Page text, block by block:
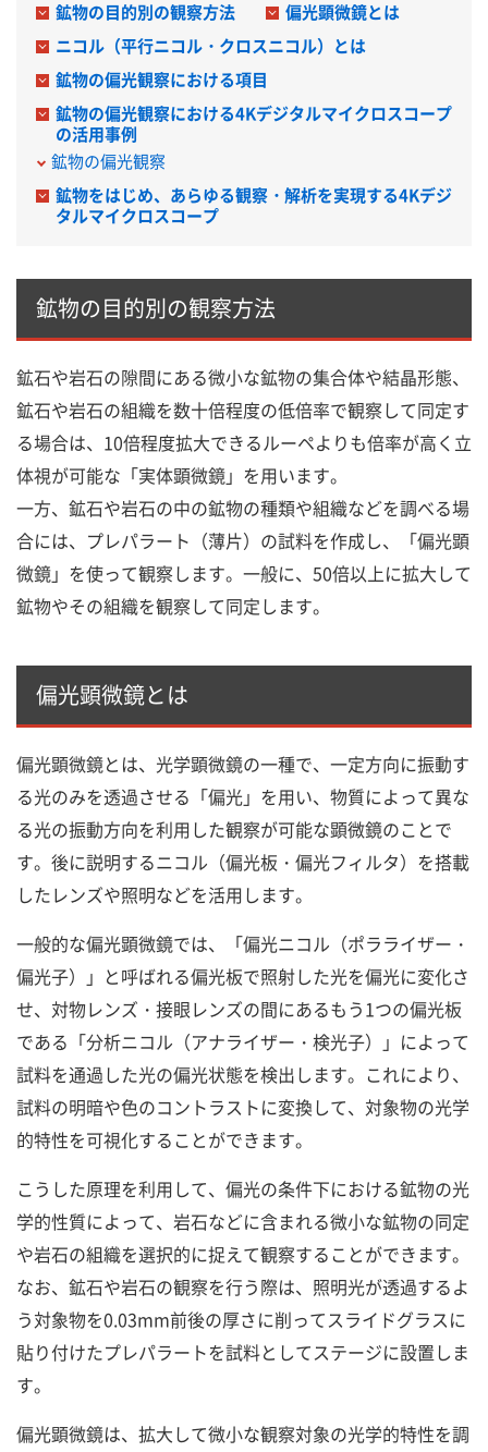
鉱物の目的別の観察方法
偏光顕微鏡とは
ニコル（平行ニコル・クロスニコル）とは
鉱物の偏光観察における項目
鉱物の偏光観察における4Kデジタルマイクロスコープ
の活用事例
鉱物の偏光観察
鉱物をはじめ、あらゆる観察・解析を実現する4Kデジ
タルマイクロスコープ
鉱物の目的別の観察方法
鉱石や岩石の隙間にある微小な鉱物の集合体や結晶形態、
鉱石や岩石の組織を数十倍程度の低倍率で観察して同定す
る場合は、10倍程度拡大できるルーペよりも倍率が高く立
体視が可能な「実体顕微鏡」を用います。
一方、鉱石や岩石の中の鉱物の種類や組織などを調べる場
合には、プレパラート（薄片）の試料を作成し、「偏光顕
微鏡」を使って観察します。一般に、50倍以上に拡大して
鉱物やその組織を観察して同定します。
偏光顕微鏡とは
偏光顕微鏡とは、光学顕微鏡の一種で、一定方向に振動す
る光のみを透過させる「偏光」を用い、物質によって異な
る光の振動方向を利用した観察が可能な顕微鏡のことで
す。後に説明するニコル（偏光板・偏光フィルタ）を搭載
したレンズや照明などを活用します。
一般的な偏光顕微鏡では、「偏光ニコル（ポラライザー・
偏光子）」と呼ばれる偏光板で照射した光を偏光に変化さ
せ、対物レンズ・接眼レンズの間にあるもう1つの偏光板
である「分析ニコル（アナライザー・検光子）」によって
試料を通過した光の偏光状態を検出します。これにより、
試料の明暗や色のコントラストに変換して、対象物の光学
的特性を可視化することができます。
こうした原理を利用して、偏光の条件下における鉱物の光
学的性質によって、岩石などに含まれる微小な鉱物の同定
や岩石の組織を選択的に捉えて観察することができます。
なお、鉱石や岩石の観察を行う際は、照明光が透過するよ
う対象物を0.03mm前後の厚さに削ってスライドグラスに
貼り付けたプレパラートを試料としてステージに設置しま
す。
偏光顕微鏡は、拡大して微小な観察対象の光学的特性を調